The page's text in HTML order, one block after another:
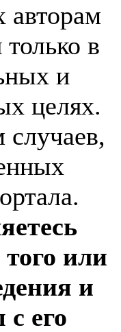
авторам
в
и
целях.
или
и
с его